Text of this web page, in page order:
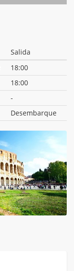
Salida
18:00
18:00
-
Desembarque